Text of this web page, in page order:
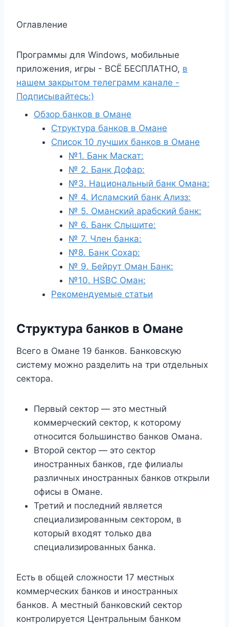
Оглавление
Программы для Windows, мобильные
приложения, игры - ВСЁ БЕСПЛАТНО, в
нашем закрытом телеграмм канале -
Подписывайтесь:)
Обзор банков в Омане
Структура банков в Омане
Список 10 лучших банков в Омане
№1. Банк Маскат:
№ 2. Банк Дофар:
№3. Национальный банк Омана:
№ 4. Исламский банк Ализз:
№ 5. Оманский арабский банк:
№ 6. Банк Слышите:
№ 7. Член банка:
№8. Банк Сохар:
№ 9. Бейрут Оман Банк:
№10. HSBC Оман:
Рекомендуемые статьи
Структура банков в Омане
Всего в Омане 19 банков. Банковскую
систему можно разделить на три отдельных
сектора.
Первый сектор — это местный
коммерческий сектор, к которому
относится большинство банков Омана.
Второй сектор — это сектор
иностранных банков, где филиалы
различных иностранных банков открыли
офисы в Омане.
Третий и последний является
специализированным сектором, в
который входят только два
специализированных банка.
Есть в общей сложности 17 местных
коммерческих банков и иностранных
банков. А местный банковский сектор
контролируется Центральным банком